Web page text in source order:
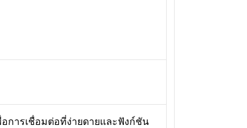
การเชื่อมต่อที่ง่ายดายและฟังก์ชัน